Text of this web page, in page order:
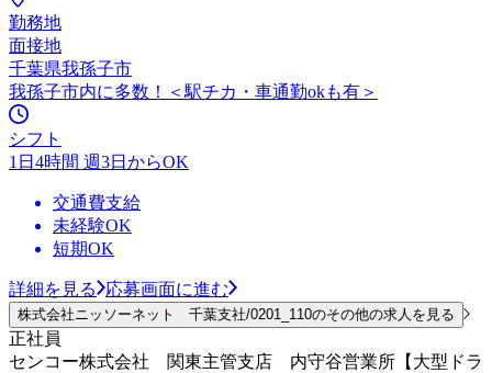
勤務地
面接地
千葉県我孫子市
我孫子市内に多数！＜駅チカ・車通勤okも有＞
シフト
1日4時間 週3日からOK
交通費支給
未経験OK
短期OK
詳細を見る 応募画面に進む
株式会社ニッソーネット 千葉支社/0201_110のその他の求人を見る
正社員
センコー株式会社 関東主管支店 内守谷営業所【大型ドラ